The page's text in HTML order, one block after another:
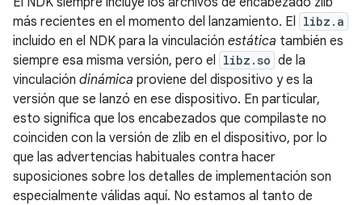
más recientes en el momento del lanzamiento. El libz.a
incluido en el NDK para la vinculación estática también es
siempre esa misma versión, pero el libz.so de la
vinculación dinámica proviene del dispositivo y es la
versión que se lanzó en ese dispositivo. En particular,
esto significa que los encabezados que compilaste no
coinciden con la versión de zlib en el dispositivo, por lo
que las advertencias habituales contra hacer
suposiciones sobre los detalles de implementación son
especialmente válidas aquí. No estamos al tanto de